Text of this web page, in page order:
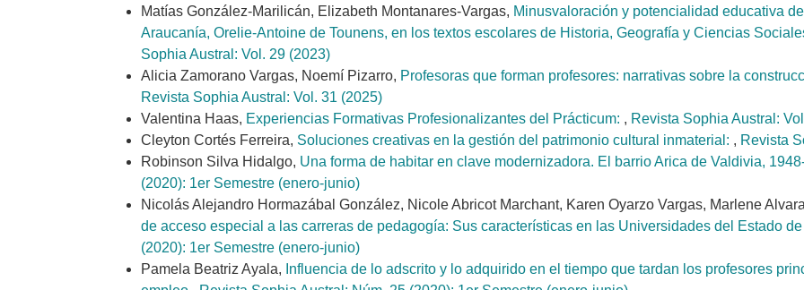
Matías González-Marilicán, Elizabeth Montanares-Vargas, Minusvaloración y potencialidad educativa
Araucanía, Orelie-Antoine de Tounens, en los textos escolares de Historia, Geografía y Ciencias
Sophia Austral: Vol. 29 (2023)
Alicia Zamorano Vargas, Noemí Pizarro, Profesoras que forman profesores: narrativas sobre la
Revista Sophia Austral: Vol. 31 (2025)
Valentina Haas, Experiencias Formativas Profesionalizantes del Prácticum: , Revista Sophia Austral:
Cleyton Cortés Ferreira, Soluciones creativas en la gestión del patrimonio cultural inmaterial: , Revista
Robinson Silva Hidalgo, Una forma de habitar en clave modernizadora. El barrio Arica de Valdivia,
(2020): 1er Semestre (enero-junio)
Nicolás Alejandro Hormazábal González, Nicole Abricot Marchant, Karen Oyarzo Vargas, Marlene
de acceso especial a las carreras de pedagogía: Sus características en las Universidades del Estado
(2020): 1er Semestre (enero-junio)
Pamela Beatriz Ayala, Influencia de lo adscrito y lo adquirido en el tiempo que tardan los profesores